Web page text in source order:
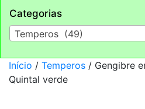
Categorias
Temperos (49)
Início / Temperos / Gengibre
Quintal verde